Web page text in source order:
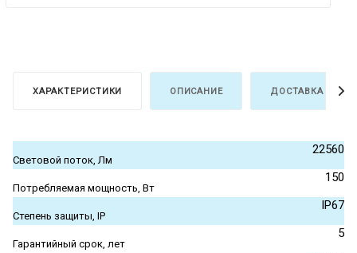
ХАРАКТЕРИСТИКИ ОПИСАНИЕ ДОСТАВКА И
Световой поток, Лм
22560
Потребляемая мощность, Вт
150
Степень защиты, IP
IP67
Гарантийный срок, лет
5